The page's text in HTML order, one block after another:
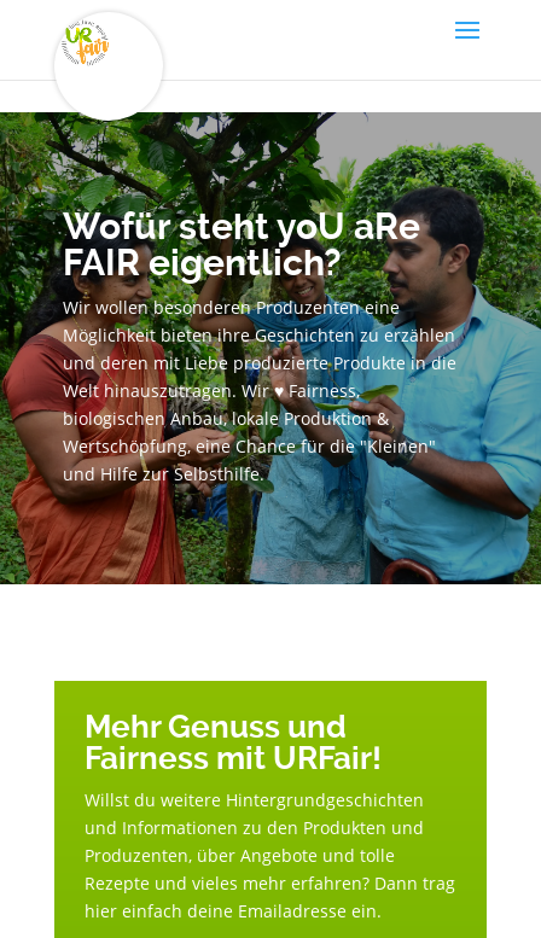
Wofür steht yoU aRe
FAIR eigentlich?
Wir wollen besonderen Produzenten eine
Möglichkeit bieten ihre Geschichten zu erzählen
und deren mit Liebe produzierte Produkte in die
Welt hinauszutragen. Wir ♥ Fairness,
biologischen Anbau, lokale Produktion &
Wertschöpfung, eine Chance für die "Kleinen"
und Hilfe zur Selbsthilfe.
Mehr Genuss und
Fairness mit URFair!
Willst du weitere Hintergrundgeschichten
und Informationen zu den Produkten und
Produzenten, über Angebote und tolle
Rezepte und vieles mehr erfahren? Dann trag
hier einfach deine Emailadresse ein.